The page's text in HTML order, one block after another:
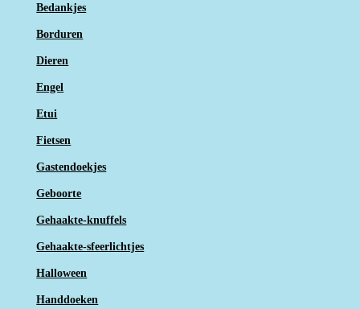
Bedankjes
Borduren
Dieren
Engel
Etui
Fietsen
Gastendoekjes
Geboorte
Gehaakte-knuffels
Gehaakte-sfeerlichtjes
Halloween
Handdoeken